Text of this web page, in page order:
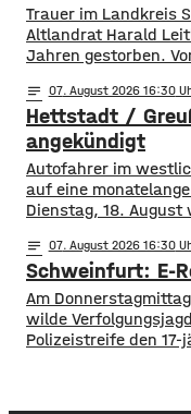
Trauer im Landkreis
Altlandrat Harald
Jahren gestorben.
wurde das
flächendeckendes
1.000 Kilometern
notes 07. August 2026 16:30
Hettstadt /
angekündigt
Autofahrer im
auf eine
Dienstag, 18.
Staatliche Bauamt
werden, sie weist
gebrochene
muss erneuert
notes 07. August 2026 16:30
Schweinfurt: E-
Am
wilde
Polizeistreife den 17-